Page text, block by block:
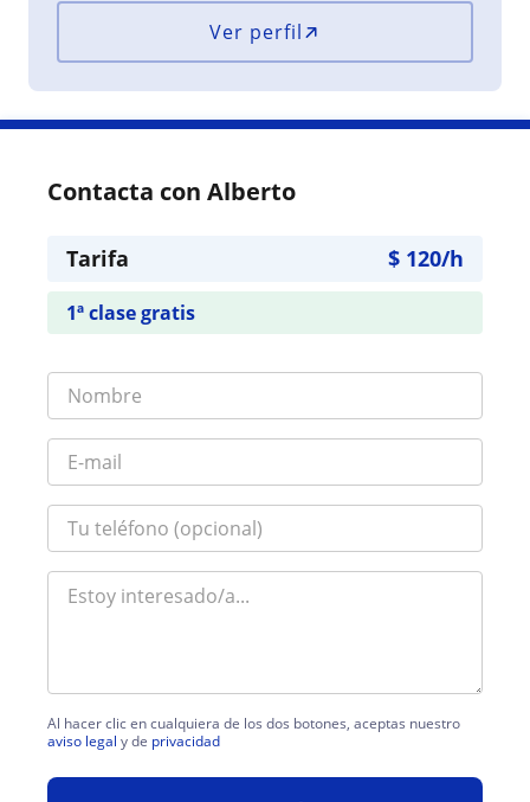
Ver perfil
Contacta con Alberto
Tarifa $ 120/h
1ª clase gratis
Al hacer clic en cualquiera de los dos botones, aceptas nuestro
aviso legal y de privacidad